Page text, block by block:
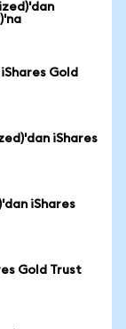
Gold
iShares
iShares
Gold Trust